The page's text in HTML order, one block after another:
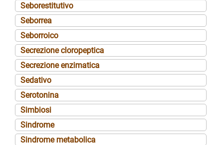
Seborestitutivo
Seborrea
Seborroico
Secrezione cloropeptica
Secrezione enzimatica
Sedativo
Serotonina
Simbiosi
Sindrome
Sindrome metabolica